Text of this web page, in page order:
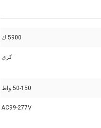
5900 ك
كري
50-150 واط
AC99-277V